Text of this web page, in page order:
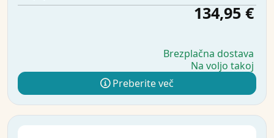
134,95 €
Brezplačna dostava
Na voljo takoj
Preberite več